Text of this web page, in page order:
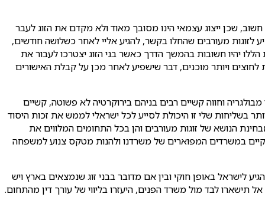
שכן ייצוג עצמאי הינו מסובך מאוד ולא מקדם את הזוג לעבר
לזוגות מעורבים שהחלו בקשר, להגיע אליי לאחר כשלושה חודשים,
יהיו חשובות בהמשך הדרך כאשר בני הזוג יצטרכו לעבור את
ויותר מוכנים, דבר שישפיע לאחר מכן על קבלת האישורים
וחווה קשיים רבים בניהם בירוקרטיה לא פשוטה, קשיים
בשליחות שלי זו היכולת לסייע לכל ישראלי לממש את זכות היסוד
הנושא של זוגות מעורבים והן בכל התחומים המלווים את
במשרדים המפוארים של משרדנו ולהנות מטקס צנוע למשפחה
לישראל באופן חוקי ובין אם מדובר בבני זוג שנמצאים בארץ ויש
לבד מול משרד הפנים, היעזרו בליווי של עורך דין מהתחום.